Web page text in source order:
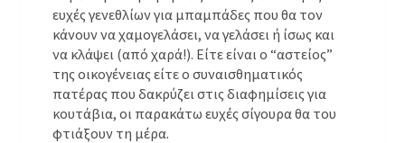
ευχές γενεθλίων για μπαμπάδες που θα τον
κάνουν να χαμογελάσει, να γελάσει ή ίσως και
να κλάψει (από χαρά!). Είτε είναι ο “αστείος”
της οικογένειας είτε ο συναισθηματικός
πατέρας που δακρύζει στις διαφημίσεις για
κουτάβια, οι παρακάτω ευχές σίγουρα θα του
φτιάξουν τη μέρα.